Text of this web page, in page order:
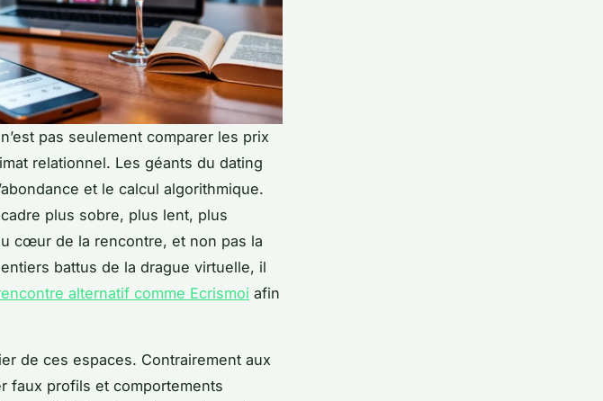
pas seulement comparer les prix
relationnel. Les géants du dating
et le calcul algorithmique.
plus sobre, plus lent, plus
cœur de la rencontre, et non pas la
battus de la drague virtuelle, il
alternatif comme Ecrismoi afin
de ces espaces. Contrairement aux
faux profils et comportements